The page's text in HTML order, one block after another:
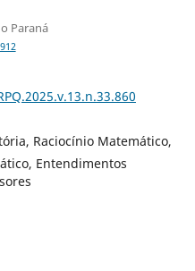
Paraná
Raciocínio Matemático,
Entendimentos